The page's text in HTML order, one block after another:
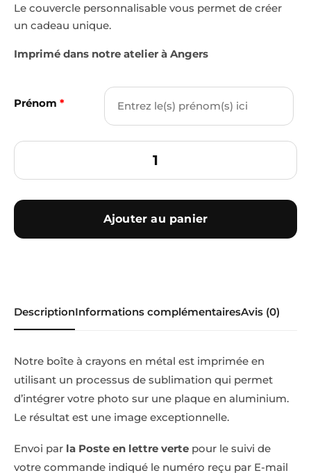
Le couvercle personnalisable vous permet de créer
un cadeau unique.
Imprimé dans notre atelier à Angers
Prénom *
Ajouter au panier
DescriptionInformations complémentairesAvis (0)
Notre boîte à crayons en métal est imprimée en
utilisant un processus de sublimation qui permet
d’intégrer votre photo sur une plaque en aluminium.
Le résultat est une image exceptionnelle.
Envoi par la Poste en lettre verte pour le suivi de
votre commande indiqué le numéro reçu par E-mail